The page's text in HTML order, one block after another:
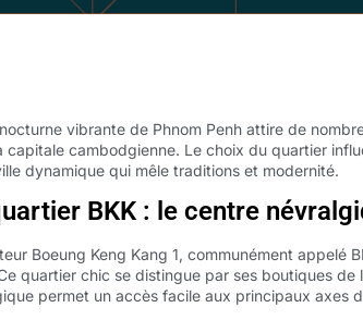
vibrante de Phnom Penh attire de
capitale cambodgienne. Le choix du quartier
dynamique qui mêle traditions et modernité.
BKK : le centre
Boeung Keng Kang 1, communément appelé
quartier chic se distingue par ses boutiques
permet un accès facile aux principaux axes